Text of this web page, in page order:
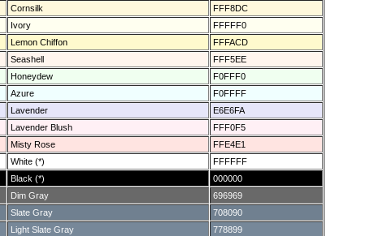
Cornsilk
FFF8DC
Ivory
FFFFF0
Lemon Chiffon
FFFACD
Seashell
FFF5EE
Honeydew
F0FFF0
Azure
F0FFFF
Lavender
E6E6FA
Lavender Blush
FFF0F5
Misty Rose
FFE4E1
White (*)
FFFFFF
Black (*)
000000
Dim Gray
696969
Slate Gray
708090
Light Slate Gray
778899